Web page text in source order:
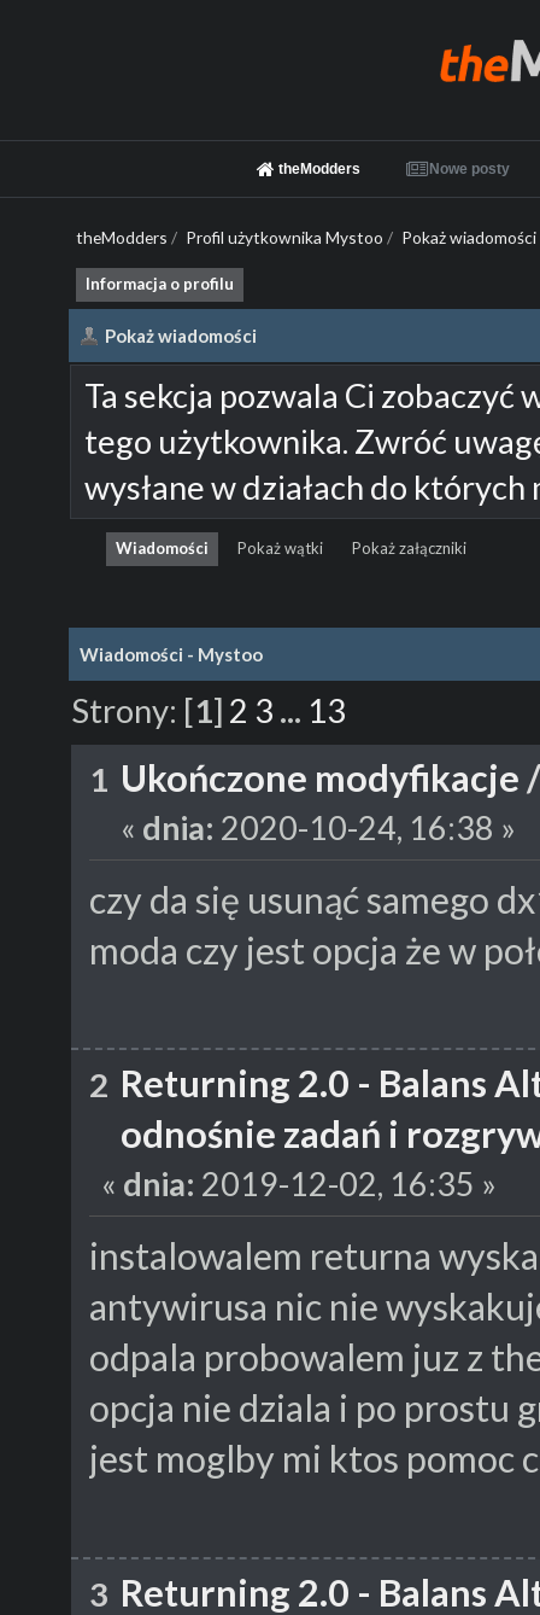
theModders Nowe posty
theModders / Profil użytkownika Mystoo / Pokaż wiadomości
Informacja o profilu
Pokaż wiadomości
Ta sekcja pozwala Ci zobaczyć
tego użytkownika. Zwróć
wysłane w działach do
Wiadomości Pokaż wątki Pokaż załączniki
Wiadomości - Mystoo
Strony: [1] 2 3 ... 13
1 Ukończone modyfikacje
« dnia: 2020-10-24, 16:38 »
czy da się usunąć samego
moda czy jest opcja że w
2 Returning 2.0 - Balans
odnośnie zadań i
« dnia: 2019-12-02, 16:35 »
instalowalem returna
antywirusa nic nie
odpala probowalem juz z
opcja nie dziala i po prostu
jest moglby mi ktos pomoc
3 Returning 2.0 - Balans